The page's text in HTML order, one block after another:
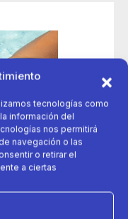
tecnologías como
información del
nos permitirá
navegación o las
o retirar el
a ciertas